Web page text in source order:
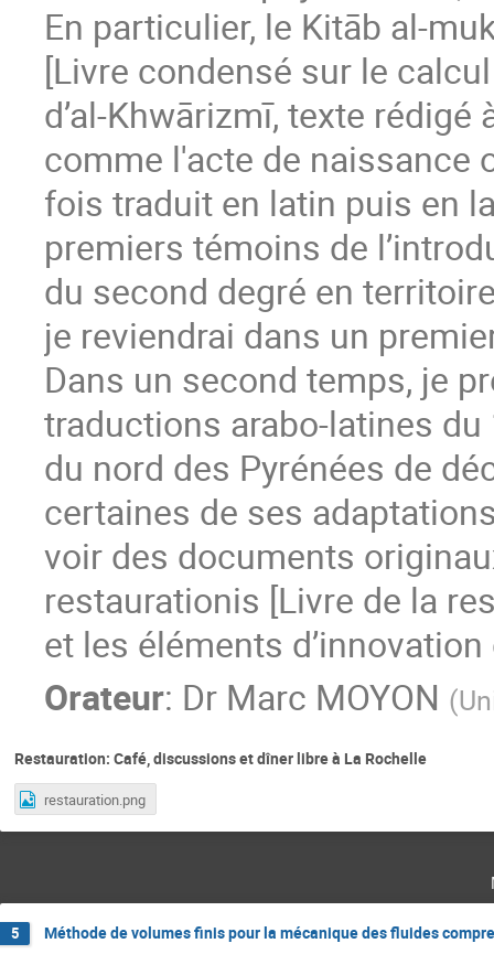
En particulier, le Kitāb al-
[Livre condensé sur le
d’al-Khwārizmī, texte
comme l'acte de naissance
fois traduit en latin puis en
premiers témoins de
du second degré en
je reviendrai dans un
Dans un second temps, je
traductions arabo-latines
du nord des Pyrénées de
certaines de ses
voir des documents
restaurationis [Livre de la
et les éléments d’innovation
Orateur: Dr Marc MOYON (
Restauration: Café, discussions et dîner libre à La Rochelle
restauration.png
5 Méthode de volumes finis pour la mécanique des fluides